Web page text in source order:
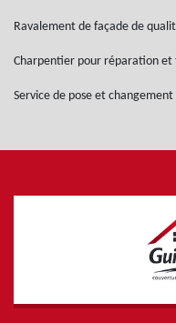
Ravalement de façade de
Charpentier pour réparation
Service de pose et